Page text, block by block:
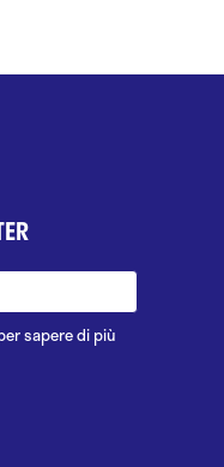
sapere di più